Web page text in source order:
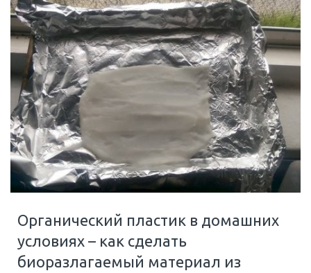
Органический пластик в домашних
условиях – как сделать
биоразлагаемый материал из